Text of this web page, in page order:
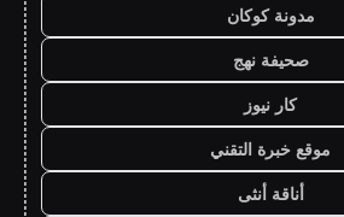
مدونة كوكان
صحيفة نهج
كار نيوز
موقع خبرة التقني
أناقة أنثى